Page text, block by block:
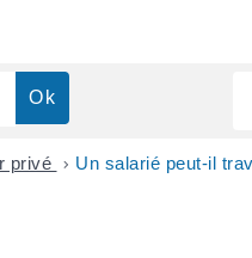
privé > Un salarié peut-il